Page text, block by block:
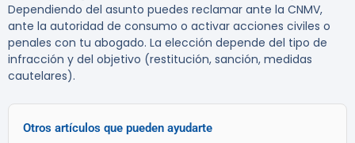
Dependiendo del asunto puedes reclamar ante la CNMV,
ante la autoridad de consumo o activar acciones civiles o
penales con tu abogado. La elección depende del tipo de
infracción y del objetivo (restitución, sanción, medidas
cautelares).
Otros artículos que pueden ayudarte